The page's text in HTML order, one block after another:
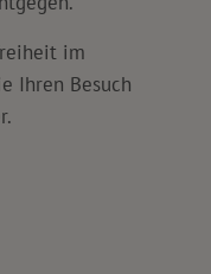
im
Ihren Besuch